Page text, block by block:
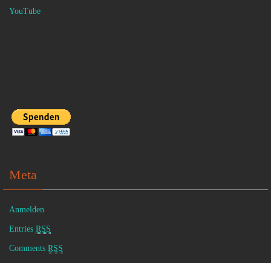
YouTube
Meta
Anmelden
Entries RSS
Comments RSS